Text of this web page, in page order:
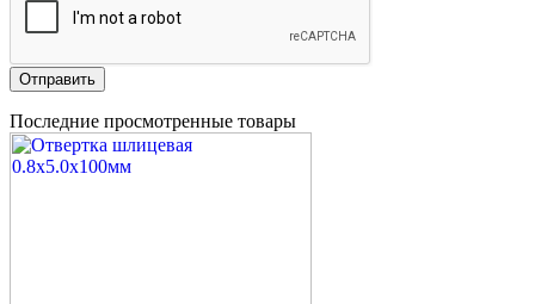
Отправить
Последние просмотренные товары